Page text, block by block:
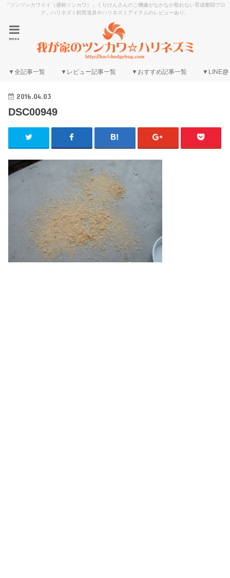
「ツンツンカワイイ（通称ツンカワ）」くりけんさんのご機嫌がなかなか取れない育成奮闘ブロ
グ。ハリネズミ飼育道具やハリネズミアイテムのレビューあり。
menu
▼全記事一覧 ▼レビュー記事一覧 ▼おすすめ記事一覧 ▼LINE@
2016.04.03
DSC00949